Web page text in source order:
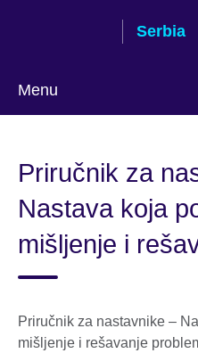
Serbia
Menu
language
Priručnik za
Nastava koja
mišljenje i
Priručnik za nastavnike –
mišljenje i rešavanje